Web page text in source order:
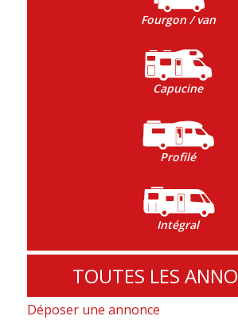
Fourgon / van
Capucine
Profilé
Intégral
TOUTES LES
Déposer une annonce